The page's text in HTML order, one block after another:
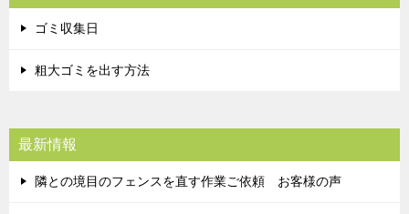
ゴミ収集日
粗大ゴミを出す方法
最新情報
隣との境目のフェンスを直す作業ご依頼 お客様の声